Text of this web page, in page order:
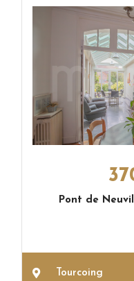
Pont de
Tourcoing